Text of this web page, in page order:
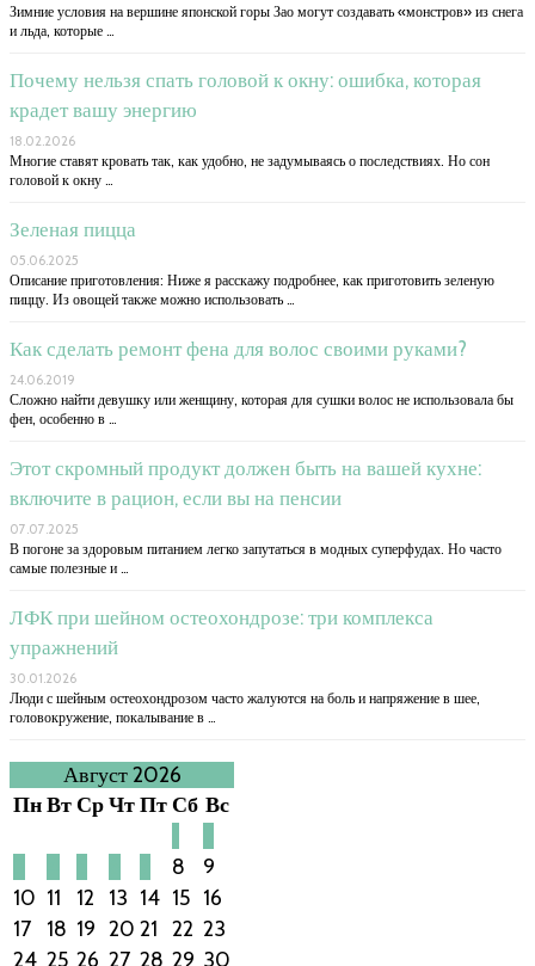
Зимние условия на вершине японской горы Зао могут создавать «монстров» из снега
и льда, которые …
Почему нельзя спать головой к окну: ошибка, которая
крадет вашу энергию
18.02.2026
Многие ставят кровать так, как удобно, не задумываясь о последствиях. Но сон
головой к окну …
Зеленая пицца
05.06.2025
Описание приготовления: Ниже я расскажу подробнее, как приготовить зеленую
пиццу. Из овощей также можно использовать …
Как сделать ремонт фена для волос своими руками?
24.06.2019
Сложно найти девушку или женщину, которая для сушки волос не использовала бы
фен, особенно в …
Этот скромный продукт должен быть на вашей кухне:
включите в рацион, если вы на пенсии
07.07.2025
В погоне за здоровым питанием легко запутаться в модных суперфудах. Но часто
самые полезные и …
ЛФК при шейном остеохондрозе: три комплекса
упражнений
30.01.2026
Люди с шейным остеохондрозом часто жалуются на боль и напряжение в шее,
головокружение, покалывание в …
Август 2026
ПнВтСрЧтПтСб Вс
8
9
10 11 12 13 14 15 16
17
18 19 20 21 22 23
24 25 26 27 28 29 30